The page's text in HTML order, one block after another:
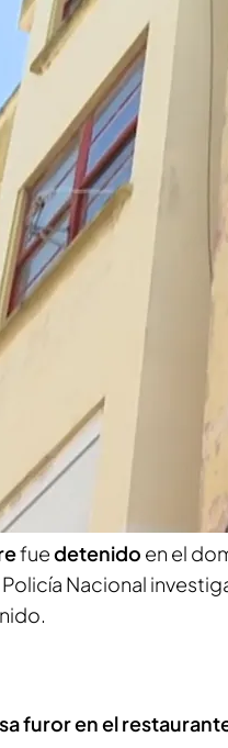
Nacional de A
autor de matar a una
fue detenido en
la Policía Nacional
Nacional de A Coruña
en una
explicado fuentes
minutos antes de las
y el fue el 112
fuedetenido en el
Nacional
furor en el